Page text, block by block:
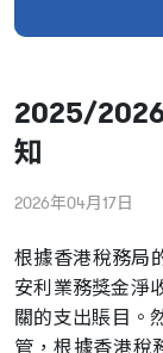
2025/
知
2026年04月17日
根據香港稅務局
安利業務獎金淨
關的支出賬目。